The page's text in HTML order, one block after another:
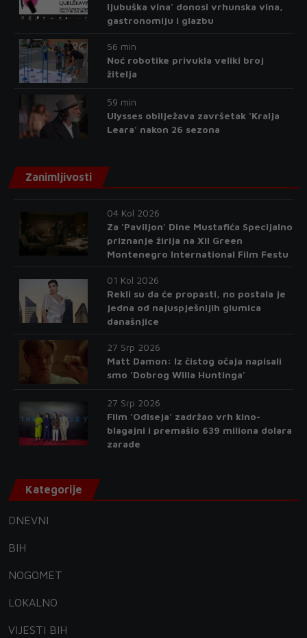
ljubuška vina' donosi vrhunska vina,
gastronomiju i glazbu
56 min
Noć robotike privukla veliki broj
žitelja
59 min
Ulysses obilježava završetak 'Kralja
Leara' nakon 26 sezona
Zanimljivosti
04 Kol 2026
Za 'Paviljon' Dine Mustafića Specijalno
priznanje žirija na XII Green
Montenegro International Film Festu
01 Kol 2026
Rekli su da će propasti, no postala je
jedna od najuspješnijih glumica
današnjice
27 Srp 2026
Matt Damon: Iz čistog očaja napisali
smo 'Dobrog Willa Huntinga'
27 Srp 2026
Film 'Odiseja' zadržao vrh kino-
blagajni i premašio 639 miliona dolara
zarade
Kategorije
DNEVNI
BIH
NOGOMET
LOKALNO
VIJESTI BIH